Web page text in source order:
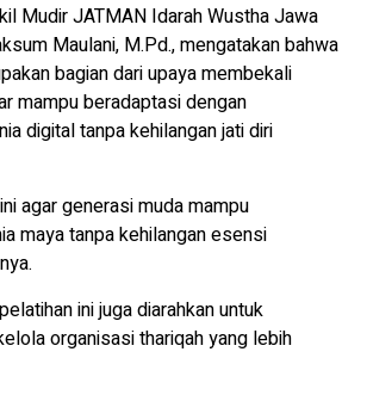
Mudir JATMAN Idarah Wustha Jawa
Maulani, M.Pd., mengatakan bahwa
bagian dari upaya membekali
mampu beradaptasi dengan
digital tanpa kehilangan jati diri
agar generasi muda mampu
maya tanpa kehilangan esensi
ini juga diarahkan untuk
organisasi thariqah yang lebih